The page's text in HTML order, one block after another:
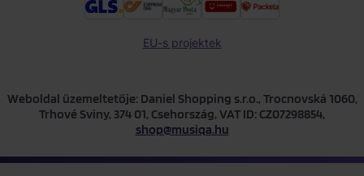
EU-s projektek
Weboldal üzemeltetője: Daniel Shopping s.r.o., Trocnovská 1060,
Trhové Sviny, 374 01, Csehország, VAT ID: CZ07298854,
shop@musiqa.hu